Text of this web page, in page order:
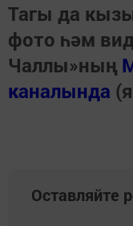
Тагы да
фото һәм
Чаллы»ның
каналында
Оставляйте